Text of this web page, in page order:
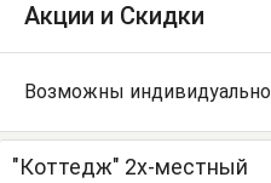
Акции и Скидки
Возможны индивидуально
"Коттедж" 2х-местный